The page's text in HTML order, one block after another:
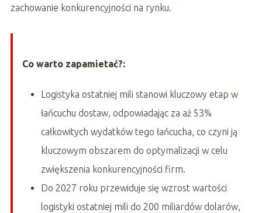
zachowanie konkurencyjności na rynku.
Co warto zapamietać?:
Logistyka ostatniej mili stanowi kluczowy etap w
łańcuchu dostaw, odpowiadając za aż 53%
całkowitych wydatków tego łańcucha, co czyni ją
kluczowym obszarem do optymalizacji w celu
zwiększenia konkurencyjności firm.
Do 2027 roku przewiduje się wzrost wartości
logistyki ostatniej mili do 200 miliardów dolarów,